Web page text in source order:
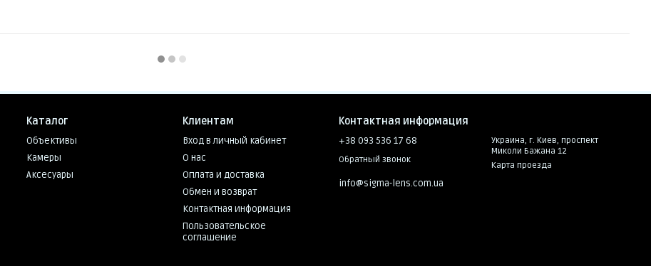
Каталог
Объективы
Камеры
Аксесуары
Клиентам
Вход в личный кабинет
О нас
Оплата и доставка
Обмен и возврат
Контактная информация
Пользовательское
соглашение
Контактная информация
+38 093 536 17 68
Обратный звонок
info@sigma-lens.com.ua
Украина, г. Киев, проспект
Миколи Бажана 12
Карта проезда